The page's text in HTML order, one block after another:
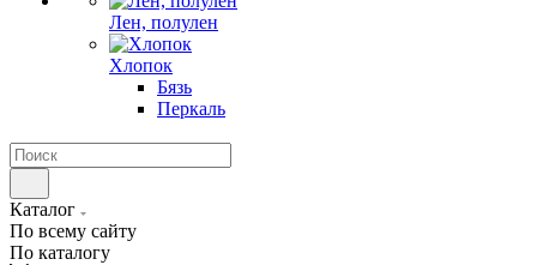
Лен, полулен
Хлопок
Бязь
Перкаль
Каталог
По всему сайту
По каталогу